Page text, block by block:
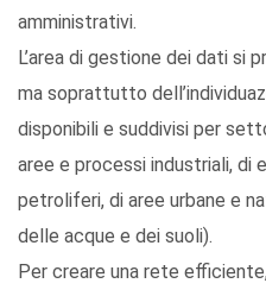
amministrativi.
L’area di gestione dei dati si
ma soprattutto
disponibili e suddivisi per
aree e processi industriali, di
petroliferi, di aree urbane e
delle acque e dei suoli).
Per creare una rete